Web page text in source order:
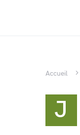
Accueil
J